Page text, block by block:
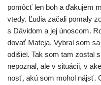
pomôcť len boh a ďaku­jem
vte­dy. Ľudia zača­li poma­ly
s Dávidom a jej únos­com.
do­vať Mateja. Vybral som
odišiel. Tak som tam zostal
nepoz­nal, ale v situ­ácii, v
nosť, akú som mohol nájsť.